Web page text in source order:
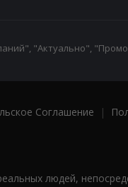
"Актуально",
Соглашение |
людей,